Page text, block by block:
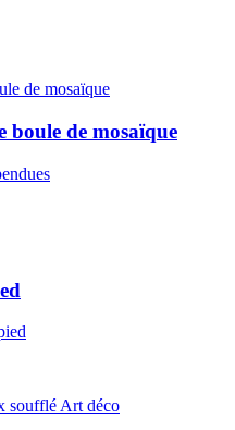
boule de mosaïque